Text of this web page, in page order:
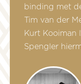
binding met
Tim van der
Kurt Kooiman
Spengler